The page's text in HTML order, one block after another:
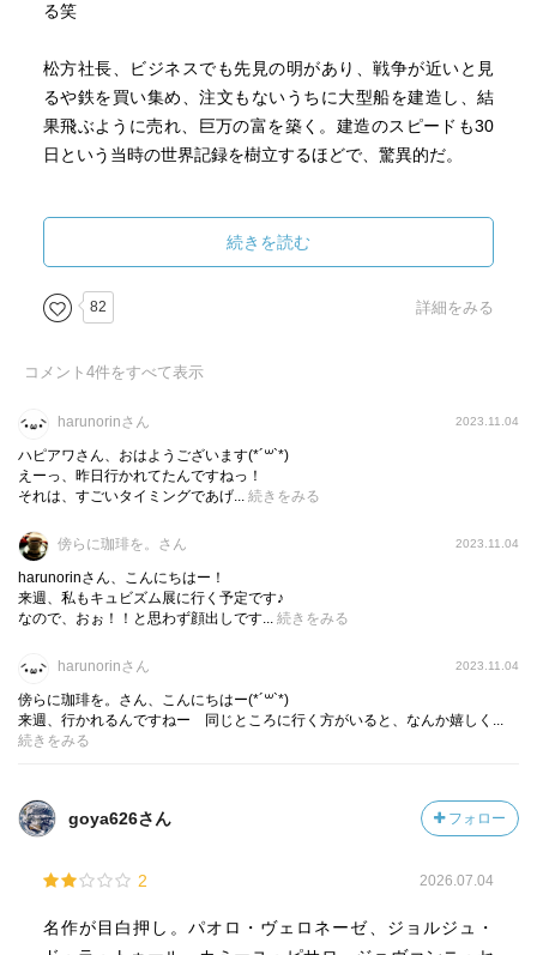
る笑
松方社長、ビジネスでも先見の明があり、戦争が近いと見
るや鉄を買い集め、注文もないうちに大型船を建造し、結
果飛ぶように売れ、巨万の富を築く。建造のスピードも30
日という当時の世界記録を樹立するほどで、驚異的だ。
の作品は最大32点にも上った。半数以上が売却され、散逸
したことが惜しまれる。それでも、睡蓮を含む多くの作品
が、日本で見ることができるのは幸せなことだ。
画展が予定されている。その前の閑散期のうちに、ル•コル
ビュジエのこだわりが詰まった建物•空間とともに、常設展
続きを読む
82 詳細をみる
コメント 4件をすべて表示
harunorinさん 2023.11.04
ハピアワさん、おはようございます(*´꒳`*)
えーっ、昨日行かれてたんですねっ！
それは、すごいタイミングであげ... 続きをみる
傍らに珈琲を。さん 2023.11.04
harunorinさん、こんにちはー！
来週、私もキュビズム展に行く予定です♪
なので、おぉ！！と思わず顔出しです... 続きをみる
harunorinさん 2023.11.04
傍らに珈琲を。さん、こんにちはー(*´꒳`*)
来週、行かれるんですねー 同じところに行く方がいると、なんか嬉しく...
続きをみる
goya626さん フォロー
2 2026.07.04
名作が目白押し。パオロ・ヴェロネーゼ、ジョルジュ・